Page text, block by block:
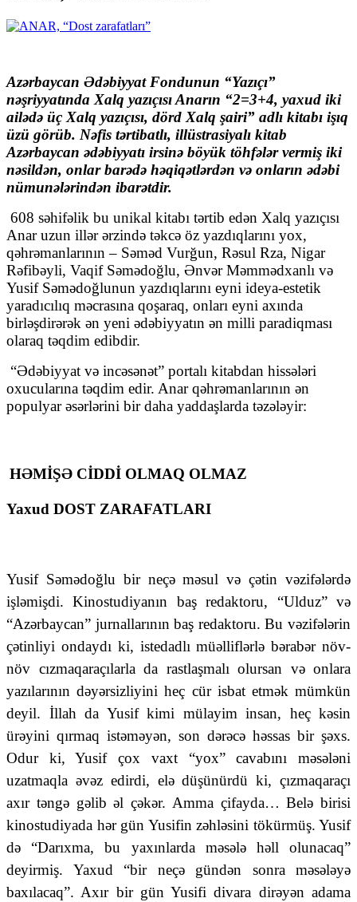
Azərbaycan Ədəbiyyat Fondunun “Yazıçı”
nəşriyyatında Xalq yazıçısı Anarın “2=3+4, yaxud iki
ailədə üç Xalq yazıçısı, dörd Xalq şairi” adlı kitabı işıq
üzü görüb. Nəfis tərtibatlı, illüstrasiyalı kitab
Azərbaycan ədəbiyyatı irsinə böyük töhfələr vermiş iki
nəsildən, onlar barədə həqiqətlərdən və onların ədəbi
nümunələrindən ibarətdir.
608 səhifəlik bu unikal kitabı tərtib edən Xalq yazıçısı
Anar uzun illər ərzində təkcə öz yazdıqlarını yox,
qəhrəmanlarının – Səməd Vurğun, Rəsul Rza, Nigar
Rəfibəyli, Vaqif Səmədoğlu, Ənvər Məmmədxanlı və
Yusif Səmədoğlunun yazdıqlarını eyni ideya-estetik
yaradıcılıq məcrasına qoşaraq, onları eyni axında
birləşdirərək ən yeni ədəbiyyatın ən milli paradiqması
olaraq təqdim edibdir.
“Ədəbiyyat və incəsənət” portalı kitabdan hissələri
oxucularına təqdim edir. Anar qəhrəmanlarının ən
populyar əsərlərini bir daha yaddaşlarda təzələyir:
HƏMİŞƏ CİDDİ OLMAQ OLMAZ
Yaxud DOST ZARAFATLARI
Yusif Səmədoğlu bir neçə məsul və çətin vəzifələrdə
işləmişdi. Kinostudiyanın baş redaktoru, “Ulduz” və
“Azərbaycan” jurnallarının baş redaktoru. Bu vəzifələrin
çətinliyi ondaydı ki, istedadlı müəlliflərlə bərabər növ-
növ cızmaqaraçılarla da rastlaşmalı olursan və onlara
yazılarının dəyərsizliyini heç cür isbat etmək mümkün
deyil. İllah da Yusif kimi mülayim insan, heç kəsin
ürəyini qırmaq istəməyən, son dərəcə həssas bir şəxs.
Odur ki, Yusif çox vaxt “yox” cavabını məsələni
uzatmaqla əvəz edirdi, elə düşünürdü ki, çızmaqaraçı
axır təngə gəlib əl çəkər. Amma çifayda… Belə birisi
kinostudiyada hər gün Yusifin zəhləsini tökürmüş. Yusif
də “Darıxma, bu yaxınlarda məsələ həll olunacaq”
deyirmiş. Yaxud “bir neçə gündən sonra məsələyə
baxılacaq”. Axır bir gün Yusifi divara dirəyən adama